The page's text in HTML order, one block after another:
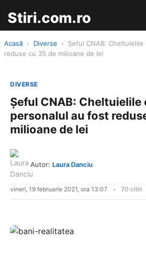
Stiri.com.ro
Acasă › Diverse ›
Şeful CNAB:
reduse cu 35 de milioane de lei
DIVERSE
Şeful CNAB: Cheltuielile
personalul au fost
milioane de lei
Autor: Laura Danciu
vineri, 19 februarie 2021, ora 13:07 70 citiri